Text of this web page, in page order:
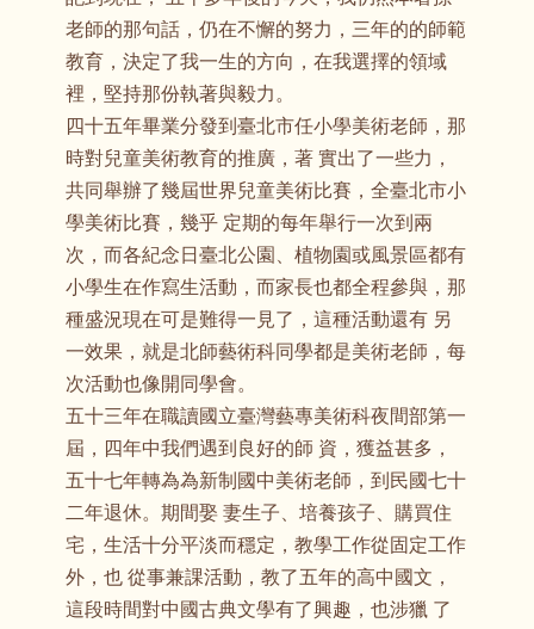
老師的那句話，仍在不懈的努力，三年的的師範
教育，決定了我一生的方向，在我選擇的領域
裡，堅持那份執著與毅力。
四十五年畢業分發到臺北市任小學美術老師，那
時對兒童美術教育的推廣，著 實出了一些力，
共同舉辦了幾屆世界兒童美術比賽，全臺北市小
學美術比賽，幾乎 定期的每年舉行一次到兩
次，而各紀念日臺北公園、植物園或風景區都有
小學生在作寫生活動，而家長也都全程參與，那
種盛況現在可是難得一見了，這種活動還有 另
一效果，就是北師藝術科同學都是美術老師，每
次活動也像開同學會。
五十三年在職讀國立臺灣藝專美術科夜間部第一
屆，四年中我們遇到良好的師 資，獲益甚多，
五十七年轉為為新制國中美術老師，到民國七十
二年退休。期間娶 妻生子、培養孩子、購買住
宅，生活十分平淡而穩定，教學工作從固定工作
外，也 從事兼課活動，教了五年的高中國文，
這段時間對中國古典文學有了興趣，也涉獵 了